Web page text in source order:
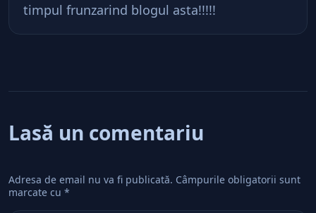
timpul frunzarind blogul asta!!!!!
Lasă un comentariu
Adresa de email nu va fi publicată. Câmpurile obligatorii sunt
marcate cu *